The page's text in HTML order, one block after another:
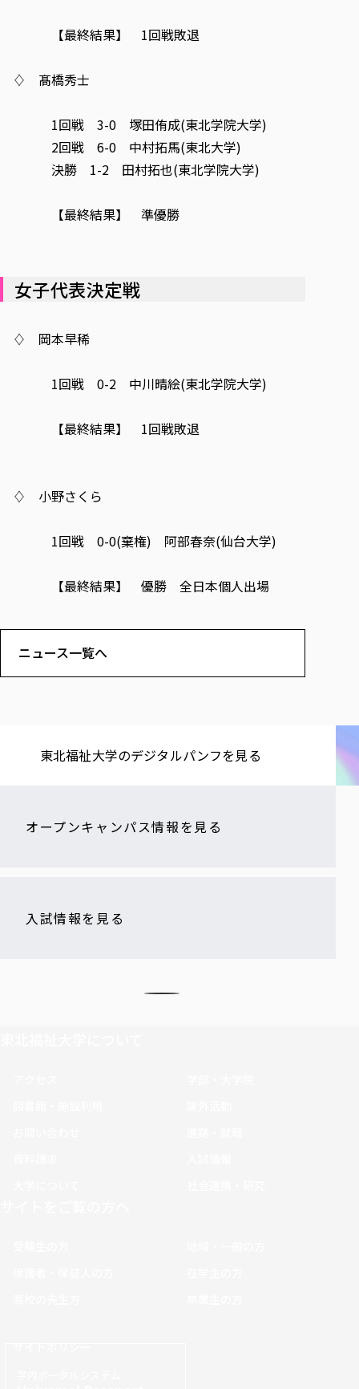
【最終結果】 1回戦敗退
♢ 髙橋秀士
1回戦 3-0 塚田侑成(東北学院大学)
2回戦 6-0 中村拓馬(東北大学)
決勝 1-2 田村拓也(東北学院大学)
【最終結果】 準優勝
女子代表決定戦
♢ 岡本早稀
1回戦 0-2 中川晴絵(東北学院大学)
【最終結果】 1回戦敗退
♢ 小野さくら
1回戦 0-0(棄権) 阿部春奈(仙台大学)
【最終結果】 優勝 全日本個人出場
ニュース一覧へ
東北福祉大学の​デジタルパンフを​見る​
オープンキャンパス情報を見る
入試情報を見る